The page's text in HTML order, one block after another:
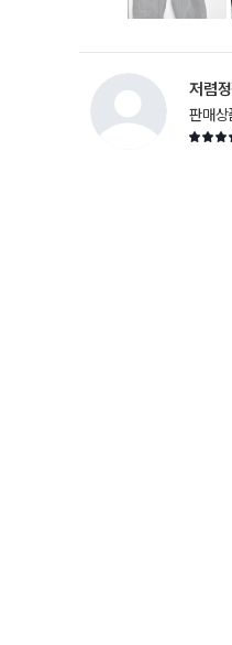
저렴
판매상